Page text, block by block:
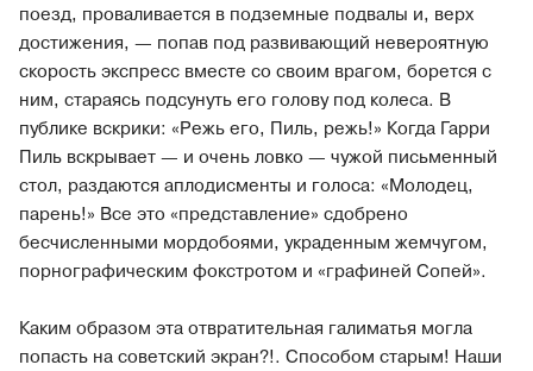
поезд, проваливается в подземные подвалы и, верх
достижения, — попав под развивающий невероятную
скорость экспресс вместе со своим врагом, борется с
ним, стараясь подсунуть его голову под колеса. В
публике вскрики: «Режь его, Пиль, режь!» Когда Гарри
Пиль вскрывает — и очень ловко — чужой письменный
стол, раздаются аплодисменты и голоса: «Молодец,
парень!» Все это «представление» сдобрено
бесчисленными мордобоями, украденным жемчугом,
порнографическим фокстротом и «графиней Сопей».
Каким образом эта отвратительная галиматья могла
попасть на советский экран?!. Способом старым! Наши